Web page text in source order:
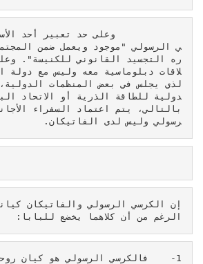
وعلى حد تعبير أحد
ي الرسولي "موجود ويعمل ضمن
ره التجسيد القانوني للكنيسة".
لاقات دبلوماسية معه وليس مع دولة
لذي يجلس في بعض المنظمات
دولية للطاقة الذرية أو الاتحاد
بالتالي، يتم اعتماد السفراء
رسولي وليس لدى الفاتيكان.
الرغم من أن كلاهما يخضع للبابا: